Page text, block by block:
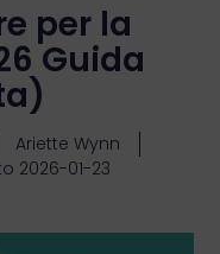
per la
Guida
Ariette Wynn
2026-01-23